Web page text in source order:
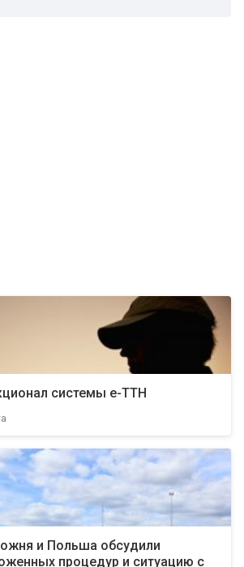
системы е-ТТН
и Польша обсудили
процедур и ситуацию с